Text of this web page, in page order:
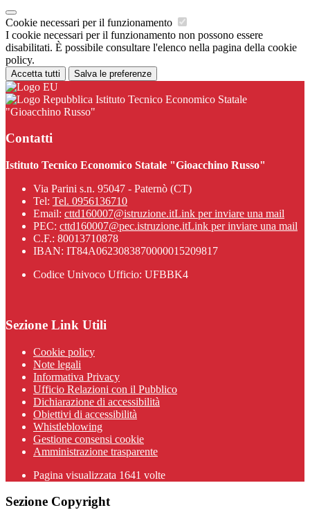
Cookie necessari per il funzionamento
I cookie necessari per il funzionamento non possono essere
disabilitati. È possibile consultare l'elenco nella pagina della cookie
policy.
Accetta tutti Salva le preferenze
Istituto Tecnico Economico Statale
"Gioacchino Russo"
Contatti
Istituto Tecnico Economico Statale "Gioacchino Russo"
Via Parini s.n. 95047 - Paternò (CT)
Tel: Tel. 0956136710
Email: cttd160007@istruzione.itLink per inviare una mail
PEC: cttd160007@pec.istruzione.itLink per inviare una mail
C.F.: 80013710878
IBAN: IT84A0623083870000015209817
Codice Univoco Ufficio: UFBBK4
Sezione Link Utili
Cookie policy
Note legali
Informativa Privacy
Ufficio Relazioni con il Pubblico
Dichiarazione di accessibilità
Obiettivi di accessibilità
Whistleblowing
Gestione consensi cookie
Amministrazione trasparente
Pagina visualizzata 1641 volte
Sezione Copyright